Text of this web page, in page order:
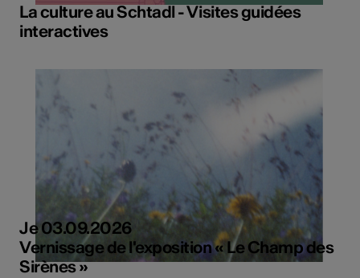
La culture au Schtadl - Visites guidées
interactives
Je 03.09.2026
Vernissage de l'exposition « Le Champ des
Sirènes »